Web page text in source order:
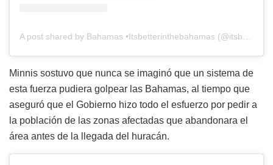
Minnis sostuvo que nunca se imaginó que un sistema de
esta fuerza pudiera golpear las Bahamas, al tiempo que
aseguró que el Gobierno hizo todo el esfuerzo por pedir a
la población de las zonas afectadas que abandonara el
área antes de la llegada del huracán.